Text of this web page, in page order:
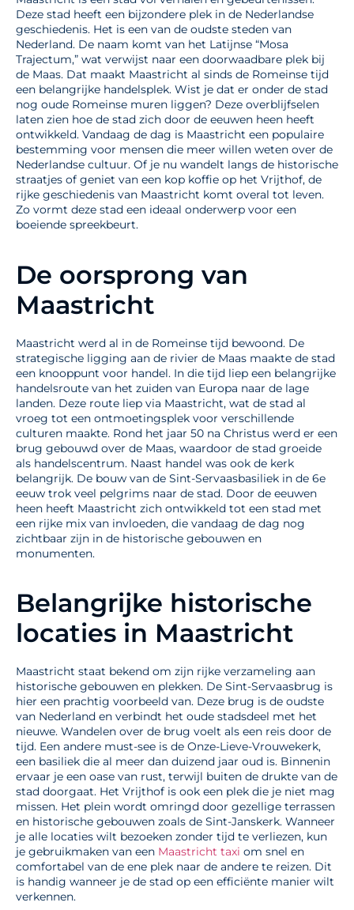
Deze stad heeft een bijzondere plek in de Nederlandse
geschiedenis. Het is een van de oudste steden van
Nederland. De naam komt van het Latijnse “Mosa
Trajectum,” wat verwijst naar een doorwaadbare plek bij
de Maas. Dat maakt Maastricht al sinds de Romeinse tijd
een belangrijke handelsplek. Wist je dat er onder de stad
nog oude Romeinse muren liggen? Deze overblijfselen
laten zien hoe de stad zich door de eeuwen heen heeft
ontwikkeld. Vandaag de dag is Maastricht een populaire
bestemming voor mensen die meer willen weten over de
Nederlandse cultuur. Of je nu wandelt langs de historische
straatjes of geniet van een kop koffie op het Vrijthof, de
rijke geschiedenis van Maastricht komt overal tot leven.
Zo vormt deze stad een ideaal onderwerp voor een
boeiende spreekbeurt.
De oorsprong van
Maastricht
Maastricht werd al in de Romeinse tijd bewoond. De
strategische ligging aan de rivier de Maas maakte de stad
een knooppunt voor handel. In die tijd liep een belangrijke
handelsroute van het zuiden van Europa naar de lage
landen. Deze route liep via Maastricht, wat de stad al
vroeg tot een ontmoetingsplek voor verschillende
culturen maakte. Rond het jaar 50 na Christus werd er een
brug gebouwd over de Maas, waardoor de stad groeide
als handelscentrum. Naast handel was ook de kerk
belangrijk. De bouw van de Sint-Servaasbasiliek in de 6e
eeuw trok veel pelgrims naar de stad. Door de eeuwen
heen heeft Maastricht zich ontwikkeld tot een stad met
een rijke mix van invloeden, die vandaag de dag nog
zichtbaar zijn in de historische gebouwen en
monumenten.
Belangrijke historische
locaties in Maastricht
Maastricht staat bekend om zijn rijke verzameling aan
historische gebouwen en plekken. De Sint-Servaasbrug is
hier een prachtig voorbeeld van. Deze brug is de oudste
van Nederland en verbindt het oude stadsdeel met het
nieuwe. Wandelen over de brug voelt als een reis door de
tijd. Een andere must-see is de Onze-Lieve-Vrouwekerk,
een basiliek die al meer dan duizend jaar oud is. Binnenin
ervaar je een oase van rust, terwijl buiten de drukte van de
stad doorgaat. Het Vrijthof is ook een plek die je niet mag
missen. Het plein wordt omringd door gezellige terrassen
en historische gebouwen zoals de Sint-Janskerk. Wanneer
je alle locaties wilt bezoeken zonder tijd te verliezen, kun
je gebruikmaken van een Maastricht taxi om snel en
comfortabel van de ene plek naar de andere te reizen. Dit
is handig wanneer je de stad op een efficiënte manier wilt
verkennen.